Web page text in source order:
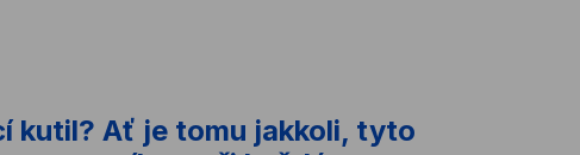
kutil? Ať je tomu jakkoli, tyto